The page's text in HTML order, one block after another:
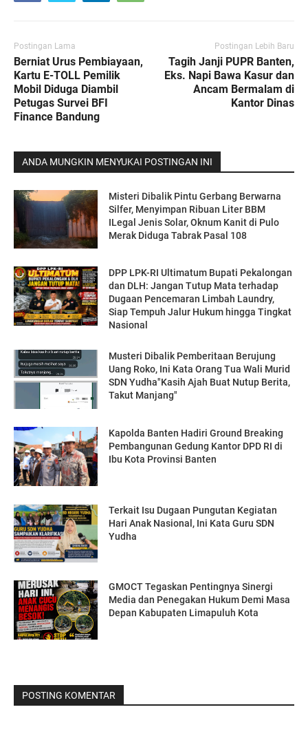
Postingan Lama
Berniat Urus Pembiayaan,
Kartu E-TOLL Pemilik
Mobil Diduga Diambil
Petugas Survei BFI
Finance Bandung
Postingan Lebih Baru
Tagih Janji PUPR Banten,
Eks. Napi Bawa Kasur dan
Ancam Bermalam di
Kantor Dinas
ANDA MUNGKIN MENYUKAI POSTINGAN INI
Misteri Dibalik Pintu Gerbang Berwarna
Silfer, Menyimpan Ribuan Liter BBM
ILegal Jenis Solar, Oknum Kanit di Pulo
Merak Diduga Tabrak Pasal 108
DPP LPK-RI Ultimatum Bupati Pekalongan
dan DLH: Jangan Tutup Mata terhadap
Dugaan Pencemaran Limbah Laundry,
Siap Tempuh Jalur Hukum hingga Tingkat
Nasional
Musteri Dibalik Pemberitaan Berujung
Uang Roko, Ini Kata Orang Tua Wali Murid
SDN Yudha"Kasih Ajah Buat Nutup Berita,
Takut Manjang"
Kapolda Banten Hadiri Ground Breaking
Pembangunan Gedung Kantor DPD RI di
Ibu Kota Provinsi Banten
Terkait Isu Dugaan Pungutan Kegiatan
Hari Anak Nasional, Ini Kata Guru SDN
Yudha
GMOCT Tegaskan Pentingnya Sinergi
Media dan Penegakan Hukum Demi Masa
Depan Kabupaten Limapuluh Kota
POSTING KOMENTAR